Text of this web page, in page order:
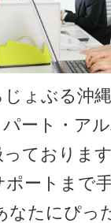
ょぶる沖
ート・ア
ておりま
ートまで
なたにぴっ